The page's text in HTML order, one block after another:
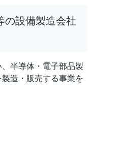
の設備製造会社
半導体・電子部品製
造・販売する事業を